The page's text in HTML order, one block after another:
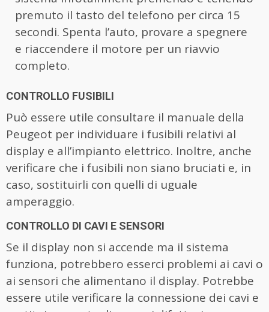
premuto il tasto del telefono per circa 15
secondi. Spenta l’auto, provare a spegnere
e riaccendere il motore per un riavvio
completo.
CONTROLLO FUSIBILI
Può essere utile consultare il manuale della
Peugeot per individuare i fusibili relativi al
display e all’impianto elettrico. Inoltre, anche
verificare che i fusibili non siano bruciati e, in
caso, sostituirli con quelli di uguale
amperaggio.
CONTROLLO DI CAVI E SENSORI
Se il display non si accende ma il sistema
funziona, potrebbero esserci problemi ai cavi o
ai sensori che alimentano il display. Potrebbe
essere utile verificare la connessione dei cavi e